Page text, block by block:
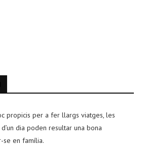
propicis per a fer llargs viatges, les
dia poden resultar una bona
se en família.